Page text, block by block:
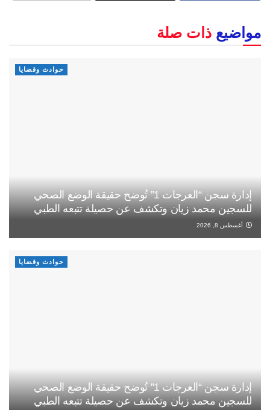
مواضيع ذات صلة
حوادث وقضايا
إدارة سجن “العرجات 1” تُوضح حقيقة الوضع الصحي
للسجين محمد زيان وتكشف عن حصيلة تتبعه الطبي
أغسطس 8, 2026
حوادث وقضايا
إدارة سجن “العرجات 1” تُوضح حقيقة الوضع الصحي
للسجين محمد زيان وتكشف عن حصيلة تتبعه الطبي